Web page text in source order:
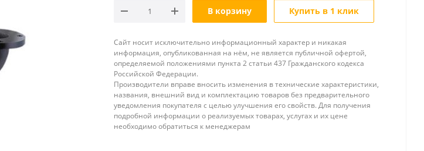
В корзину Купить в 1 клик
Сайт носит исключительно информационный характер и никакая
информация, опубликованная на нём, не является публичной офертой,
определяемой положениями пункта 2 статьи 437 Гражданского кодекса
Российской Федерации.
Производители вправе вносить изменения в технические характеристики,
названия, внешний вид и комплектацию товаров без предварительного
уведомления покупателя с целью улучшения его свойств. Для получения
подробной информации о реализуемых товарах, услугах и их цене
необходимо обратиться к менеджерам